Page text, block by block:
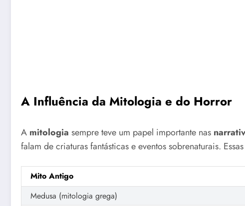
A Influência da Mitologia e do Horror
A mitologia sempre teve um papel importante nas
falam de criaturas fantásticas e eventos sobrenaturais.
Mito Antigo
Medusa (mitologia grega)